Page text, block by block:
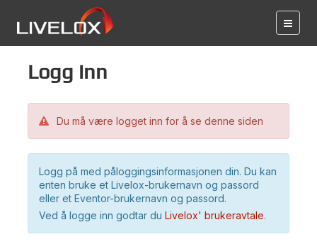
Logg inn
Du må være logget inn for å se denne siden
Logg på med påloggingsinformasjonen din. Du kan
enten bruke et Livelox-brukernavn og passord
eller et Eventor-brukernavn og passord.
Ved å logge inn godtar du Livelox' brukeravtale.